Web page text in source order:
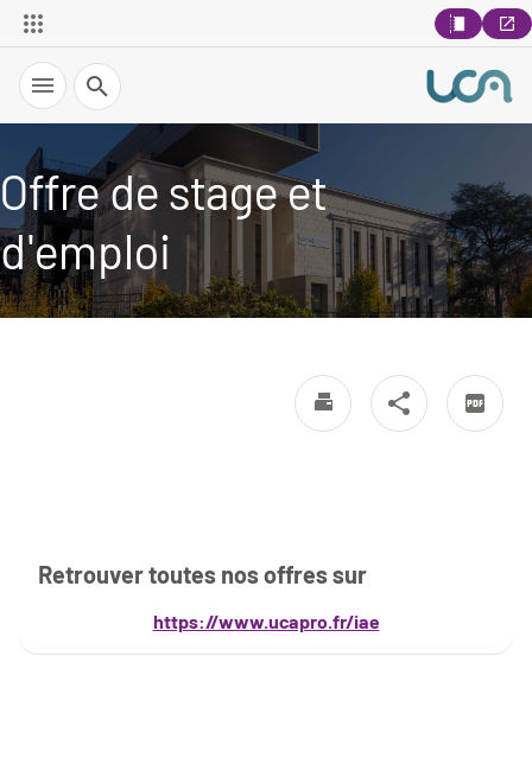
Recherche
Offre de stage et
d'emploi
Retrouver toutes nos offres sur
https://www.ucapro.fr/iae